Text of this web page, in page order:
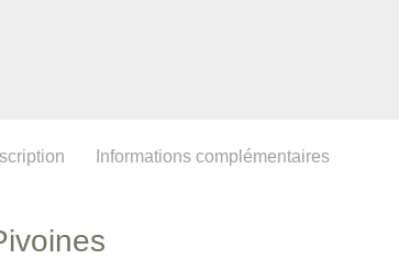
Informations complémentaires